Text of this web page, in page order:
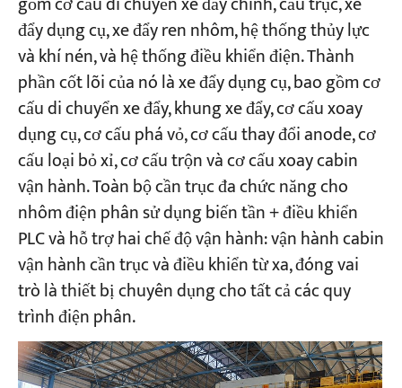
Dự án
Blog
Tin tức
Các ứng dụng
Về chúng tôi
Liên hệ chúng tôi
đẩy dụng cụ, xe đẩy ren nhôm, hệ thống thủy lực
và khí nén, và hệ thống điều khiển điện. Thành
phần cốt lõi của nó là xe đẩy dụng cụ, bao gồm cơ
cấu di chuyển xe đẩy, khung xe đẩy, cơ cấu xoay
dụng cụ, cơ cấu phá vỏ, cơ cấu thay đổi anode, cơ
cấu loại bỏ xỉ, cơ cấu trộn và cơ cấu xoay cabin
vận hành. Toàn bộ cần trục đa chức năng cho
nhôm điện phân sử dụng biến tần + điều khiển
PLC và hỗ trợ hai chế độ vận hành: vận hành cabin
vận hành cần trục và điều khiển từ xa, đóng vai
trò là thiết bị chuyên dụng cho tất cả các quy
trình điện phân.